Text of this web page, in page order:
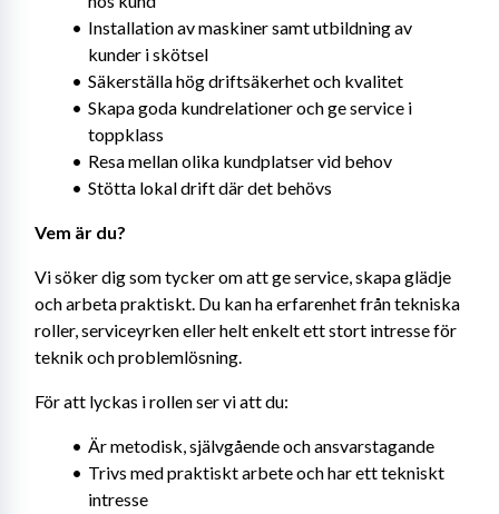
Installation av maskiner samt utbildning av
kunder i skötsel
Säkerställa hög driftsäkerhet och kvalitet
Skapa goda kundrelationer och ge service i
toppklass
Resa mellan olika kundplatser vid behov
Stötta lokal drift där det behövs
Vem är du?
Vi söker dig som tycker om att ge service, skapa glädje
och arbeta praktiskt. Du kan ha erfarenhet från tekniska
roller, serviceyrken eller helt enkelt ett stort intresse för
teknik och problemlösning.
För att lyckas i rollen ser vi att du:
Är metodisk, självgående och ansvarstagande
Trivs med praktiskt arbete och har ett tekniskt
intresse